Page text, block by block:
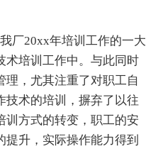
厂20xx年培训工作的一大
术培训工作中。与此同时
理，尤其注重了对职工自
技术的培训，摒弃了以往
训方式的转变，职工的安
升，实际操作能力得到